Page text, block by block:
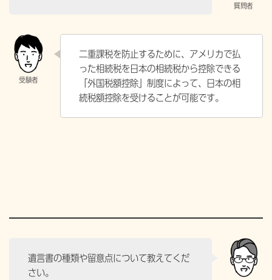
二重課税を防止するために、アメリカで払
った相続税を日本の相続税から控除できる
「外国税額控除」制度によって、日本の相
続税額控除を受けることが可能です。
遺言書の種類や留意点について教えてくだ
さい。